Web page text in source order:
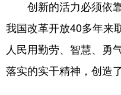
创新的活力必须依靠
我国改革开放40多年来
人民用勤劳、智慧、勇
落实的实干精神，创造